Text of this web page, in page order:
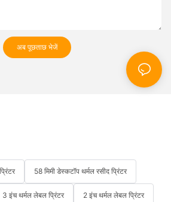
अब पूछताछ भेजें
58 मिमी डेस्कटॉप थर्मल रसीद प्रिंटर
3 इंच थर्मल लेबल प्रिंटर 2 इंच थर्मल लेबल प्रिंटर